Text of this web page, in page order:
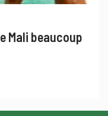
Mali beaucoup